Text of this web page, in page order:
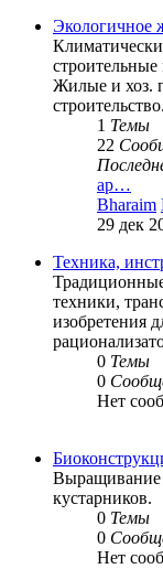
Экологичное
строительные
Жилые и хоз.
строительство.
1 Темы
22
ар…
Bharaim
29 дек
Техника,
техники,
изобретения
0 Темы
0
Нет
Выращивание
кустарников.
0 Темы
0
Нет